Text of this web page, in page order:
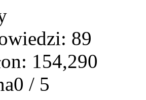
89
154,290
/ 5